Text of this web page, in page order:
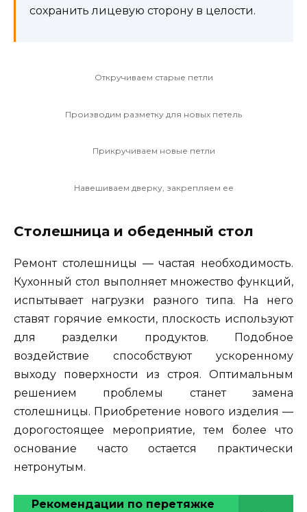
сохранить лицевую сторону в целости.
Откручиваем старые петли
Производим разметку для новых петель
Прикручиваем новые петли
Навешиваем дверку, закрепляем ее
Столешница и обеденный стол
Ремонт столешницы — частая необходимость.
Кухонный стол выполняет множество функций,
испытывает нагрузки разного типа. На него
ставят горячие емкости, плоскость используют
для разделки продуктов. Подобное
воздействие способствуют ускоренному
выходу поверхности из строя. Оптимальным
решением проблемы станет замена
столешницы. Приобретение нового изделия —
дорогостоящее мероприятие, тем более что
основание часто остается практически
нетронутым.
Рекомендации по перетяжке